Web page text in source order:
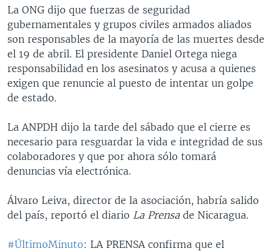
La ONG dijo que fuerzas de seguridad
gubernamentales y grupos civiles armados aliados
son responsables de la mayoría de las muertes desde
el 19 de abril. El presidente Daniel Ortega niega
responsabilidad en los asesinatos y acusa a quienes
exigen que renuncie al puesto de intentar un golpe
de estado.
La ANPDH dijo la tarde del sábado que el cierre es
necesario para resguardar la vida e integridad de sus
colaboradores y que por ahora sólo tomará
denuncias vía electrónica.
Álvaro Leiva, director de la asociación, habría salido
del país, reportó el diario La Prensa de Nicaragua.
#ÚltimoMinuto: LA PRENSA confirma que el